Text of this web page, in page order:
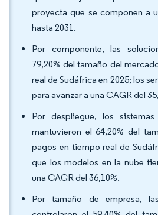
proyecta que se componen a
hasta 2031.
Por componente, las
79,20% del tamaño del
real de Sudáfrica en 2025; los
para avanzar a una CAGR del
Por despliegue, los
mantuvieron el 64,20% del
pagos en tiempo real de
que los modelos en la nube
una CAGR del 36,10%.
Por tamaño de empresa,